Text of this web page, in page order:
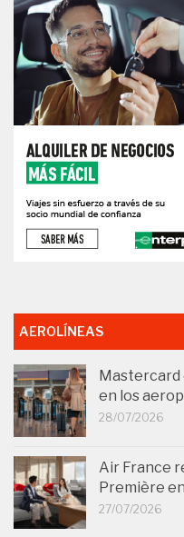
AEROLÍNEAS
Mastercard
en los
28/07/2026
Air France
Première
27/07/2026